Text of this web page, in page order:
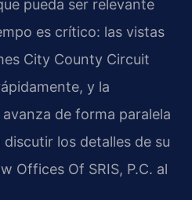
pueda ser relevante
es crítico: las vistas
City County Circuit
y la
de forma paralela
los detalles de su
Offices Of SRIS, P.C. al